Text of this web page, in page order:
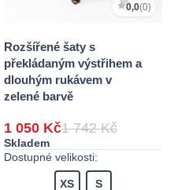
0,0(0)
Rozšířené šaty s
překládaným výstřihem a
dlouhým rukávem v
zelené barvě
1 050 Kč1 742 Kč
Skladem
Dostupné velikosti:
XS S